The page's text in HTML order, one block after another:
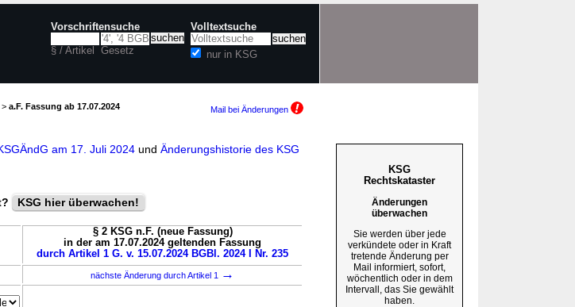
Vorschriftensuche
§ / Artikel Gesetz
Volltextsuche
nur in KSG
> a.F. Fassung ab 17.07.2024 Mail bei Änderungen
am 17. Juli 2024 und Änderungshistorie des KSG
KSG hier überwachen!
§ 2 KSG n.F. (neue Fassung)
in der am 17.07.2024 geltenden Fassung
durch Artikel 1 G. v. 15.07.2024 BGBl. 2024 I Nr. 235
nächste Änderung durch Artikel 1 →
KSG
Rechtskataster
Änderungen
überwachen
Sie werden über jede
verkündete oder in Kraft
tretende Änderung per
Mail informiert, sofort,
wöchentlich oder in dem
Intervall, das Sie gewählt
haben.